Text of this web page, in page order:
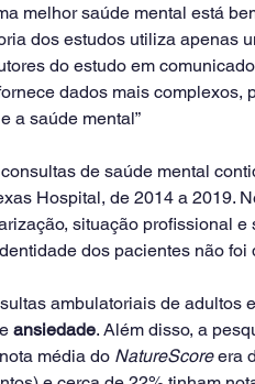
melhor saúde mental está
dos estudos utiliza apenas
do estudo em
dados mais complexos,
a saúde mental”
de saúde mental
Hospital, de 2014 a 2019.
situação profissional e
dos pacientes não foi
ambulatoriais de adultos
e ansiedade. Além disso, a
média do NatureScore era